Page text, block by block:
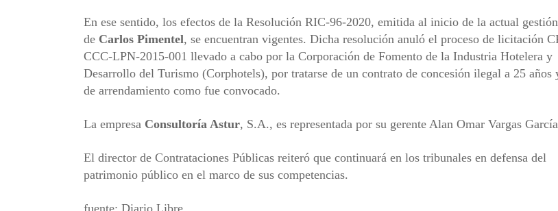
En ese sentido, los efectos de la Resolución RIC-96-2020, emitida al inicio de la actual gestión
de Carlos Pimentel, se encuentran vigentes. Dicha resolución anuló el proceso de licitación
CCC-LPN-2015-001 llevado a cabo por la Corporación de Fomento de la Industria Hotelera y
Desarrollo del Turismo (Corphotels), por tratarse de un contrato de concesión ilegal a 25 años
de arrendamiento como fue convocado.
La empresa Consultoría Astur, S.A., es representada por su gerente Alan Omar Vargas
El director de Contrataciones Públicas reiteró que continuará en los tribunales en defensa del
patrimonio público en el marco de sus competencias.
fuente: Diario Libre